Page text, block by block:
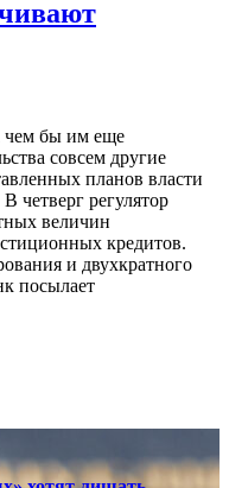
чем бы им еще
совсем другие
планов власти
четверг регулятор
величин
кредитов.
и двухкратного
посылает